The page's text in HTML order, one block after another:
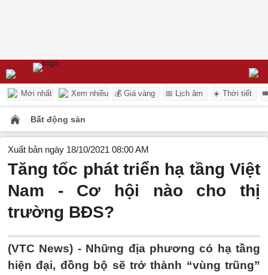
Mới nhất Xem nhiều 💰 Giá vàng 📅 Lịch âm ☀️ Thời tiết
Bất động sản
Xuất bản ngày 18/10/2021 08:00 AM
Tăng tốc phát triển hạ tầng Việt
Nam - Cơ hội nào cho thị
trường BĐS?
(VTC News) - Những địa phương có hạ tầng
hiện đại, đồng bộ sẽ trở thành “vùng trũng”